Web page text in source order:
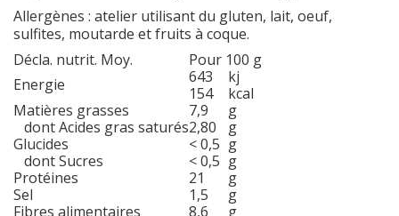
Allergènes : atelier utilisant du gluten, lait, oeuf,
sulfites, moutarde et fruits à coque.
Décla. nutrit. Moy.
Pour 100 g
Energie
643
kj
154
kcal
Matières grasses
7,9
g
dont Acides gras saturés2,80
g
Glucides
< 0,5 g
dont Sucres
< 0,5 g
Protéines
21
g
Sel
1,5
g
Fibres alimentaires
8,6 g